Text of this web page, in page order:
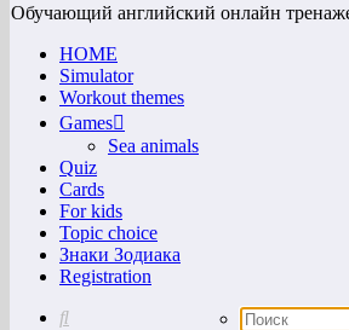
Обучающий английский онлайн
HOME
Simulator
Workout themes
Games
Sea animals
Quiz
Cards
For kids
Topic choice
Знаки Зодиака
Registration